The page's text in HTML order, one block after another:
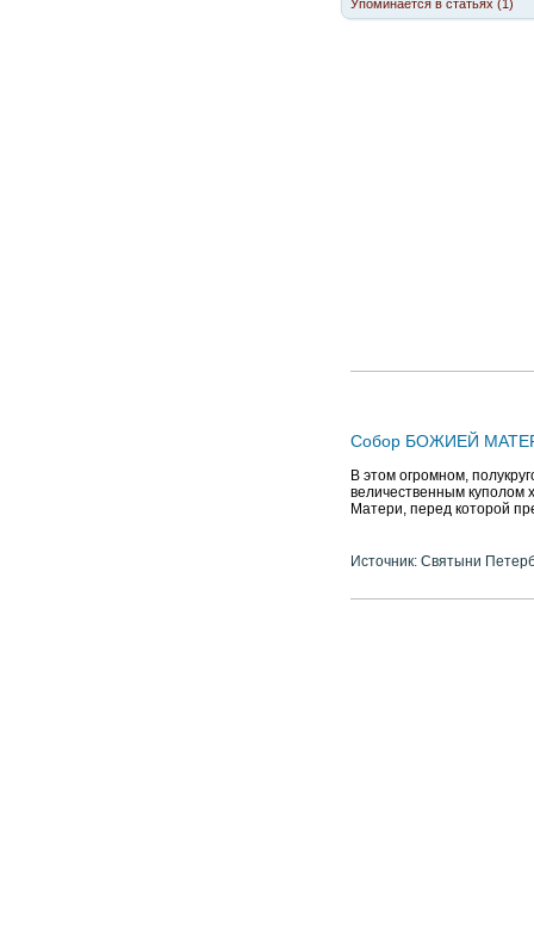
Упоминается в статьях (1)
Собор БОЖИЕЙ
В этом огромном,
величественным куполом
Матери, перед которой
Источник: Святыни